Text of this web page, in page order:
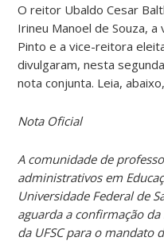
O reitor Ubaldo Cesar
Irineu Manoel de Souza,
Pinto e a vice-reitora
divulgaram, nesta
nota conjunta. Leia,
Nota Oficial
A comunidade de
administrativos em
Universidade Federal de
aguarda a confirmação
da UFSC para o mandato